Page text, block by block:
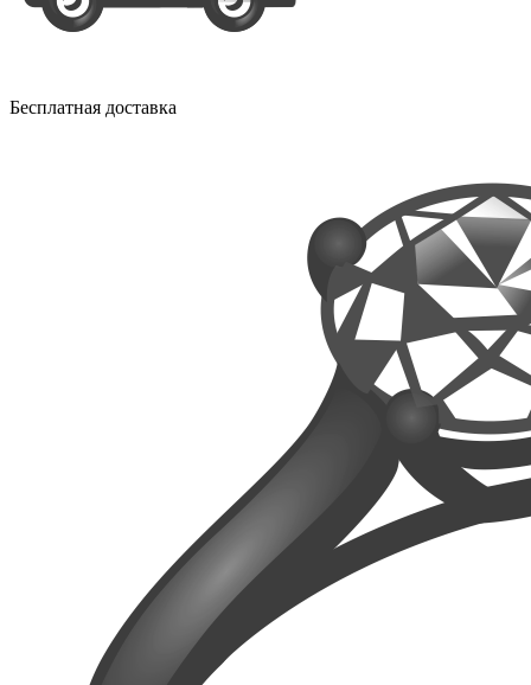
Бесплатная доставка